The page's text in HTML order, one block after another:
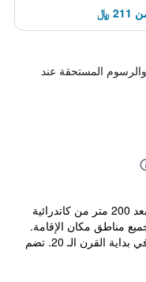
المستحقة عند
يقع إيه إم سي غرناطة في غرناطة، وعلى بعد 200 متر من كاتدرائية
مناطق مكان الإقامة.
ويقع مكان الإقامة هذا في مبنى تم تجديده في بداية القرن الـ 20. تضم